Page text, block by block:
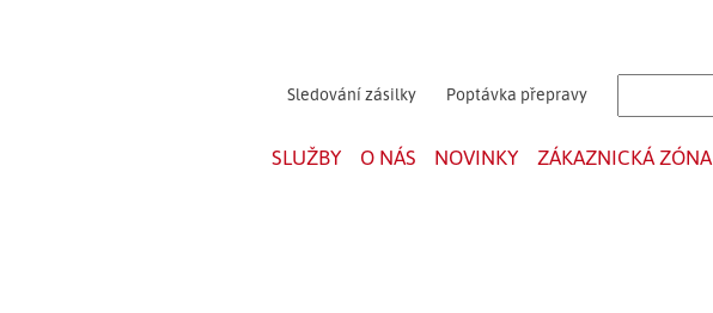
Sledování zásilky Poptávka přepravy
SLUŽBY O NÁS NOVINKY ZÁKAZNICKÁ ZÓNA